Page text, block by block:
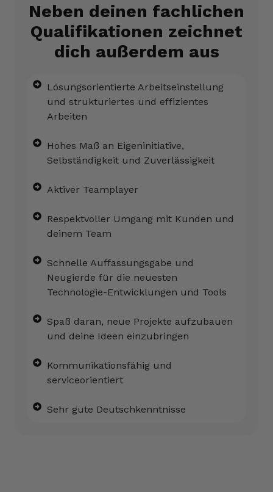
Neben deinen fachlichen
Qualifikationen zeichnet
dich außerdem aus
Lösungsorientierte Arbeitseinstellung
und strukturiertes und effizientes
Arbeiten
Hohes Maß an Eigeninitiative,
Selbständigkeit und Zuverlässigkeit
Aktiver Teamplayer
Respektvoller Umgang mit Kunden und
deinem Team
Schnelle Auffassungsgabe und
Neugierde für die neuesten
Technologie-Entwicklungen und Tools
Spaß daran, neue Projekte aufzubauen
und deine Ideen einzubringen
Kommunikationsfähig und
serviceorientiert
Sehr gute Deutschkenntnisse